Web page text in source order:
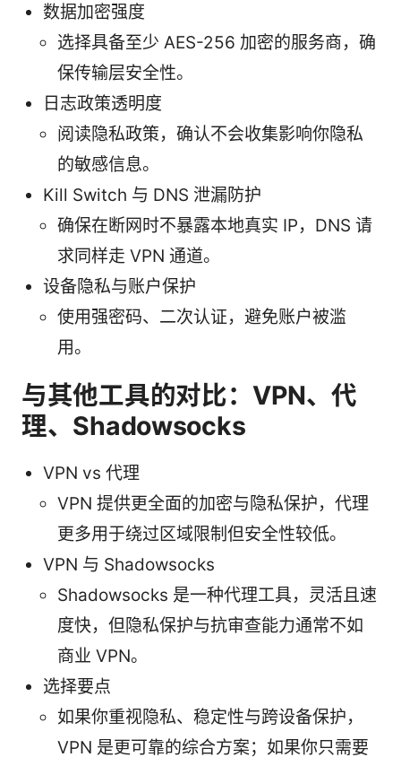
数据加密强度
选择具备至少 AES-256 加密的服务商，确
保传输层安全性。
日志政策透明度
阅读隐私政策，确认不会收集影响你隐私
的敏感信息。
Kill Switch 与 DNS 泄漏防护
确保在断网时不暴露本地真实 IP，DNS 请
求同样走 VPN 通道。
设备隐私与账户保护
使用强密码、二次认证，避免账户被滥
用。
与其他工具的对比：VPN、代
理、Shadowsocks
VPN vs 代理
VPN 提供更全面的加密与隐私保护，代理
更多用于绕过区域限制但安全性较低。
VPN 与 Shadowsocks
Shadowsocks 是一种代理工具，灵活且速
度快，但隐私保护与抗审查能力通常不如
商业 VPN。
选择要点
如果你重视隐私、稳定性与跨设备保护，
VPN 是更可靠的综合方案；如果你只需要